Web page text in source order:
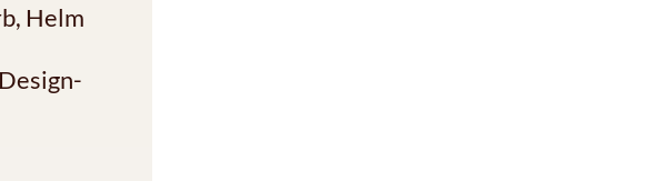
Helm